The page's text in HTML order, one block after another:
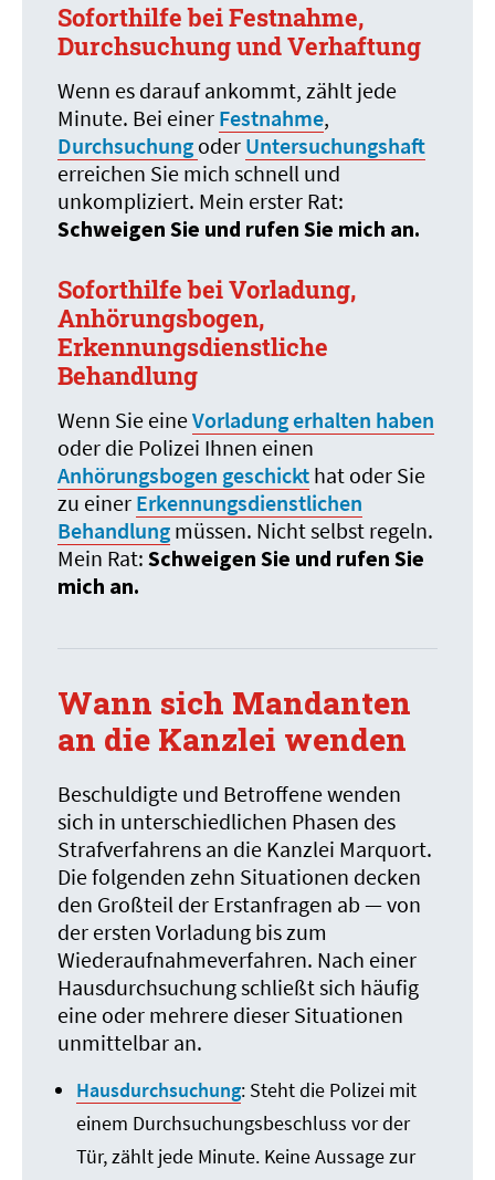
Soforthilfe bei Festnahme,
Durchsuchung und Verhaftung
Wenn es darauf ankommt, zählt jede
Minute. Bei einer Festnahme,
Durchsuchung oder Untersuchungshaft
erreichen Sie mich schnell und
unkompliziert. Mein erster Rat:
Schweigen Sie und rufen Sie mich an.
Soforthilfe bei Vorladung,
Anhörungsbogen,
Erkennungsdienstliche
Behandlung
Wenn Sie eineVorladung erhalten haben
oder die Polizei Ihnen einen
Anhörungsbogen geschickt hat oder Sie
zu einer Erkennungsdienstlichen
Behandlung müssen. Nicht selbst regeln.
Mein Rat: Schweigen Sie und rufen Sie
mich an.
Wann sich Mandanten
an die Kanzlei wenden
Beschuldigte und Betroffene wenden
sich in unterschiedlichen Phasen des
Strafverfahrens an die Kanzlei Marquort.
Die folgenden zehn Situationen decken
den Großteil der Erstanfragen ab — von
der ersten Vorladung bis zum
Wiederaufnahmeverfahren. Nach einer
Hausdurchsuchung schließt sich häufig
eine oder mehrere dieser Situationen
unmittelbar an.
Hausdurchsuchung: Steht die Polizei mit
einem Durchsuchungsbeschluss vor der
Tür, zählt jede Minute. Keine Aussage zur